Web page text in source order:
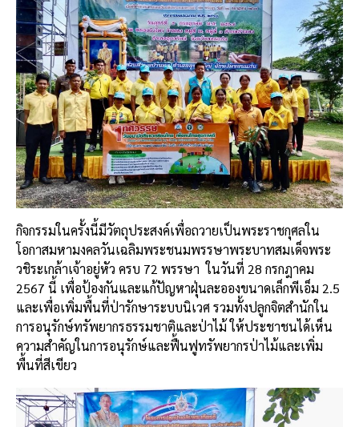
กิจกรรมในครั้งนี้มีวัตถุประสงค์เพื่อถวายเป็นพระราชกุศลใน
โอกาสมหามงคลวันเฉลิมพระชนมพรรษาพระบาทสมเด็จพระ
วชิระเกล้าเจ้าอยู่หัว ครบ 72 พรรษา ในวันที่ 28 กรกฎาคม
2567 นี้ เพื่อป้องกันและแก้ปัญหาฝุ่นละอองขนาดเล็กพีเอ็ม 2.5
และเพื่อเพิ่มพื้นที่ป่ารักษาระบบนิเวศ รวมทั้งปลูกจิตสำนักใน
การอนุรักษ์ทรัพยากรธรรมชาติและป่าไม้ ให้ประชาชนได้เห็น
ความสำคัญในการอนุรักษ์และฟื้นฟูทรัพยากรป่าไม้และเพิ่ม
พื้นที่สีเขียว